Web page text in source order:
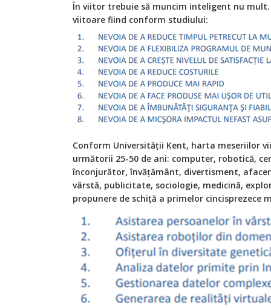
În viitor trebuie să muncim inteligent nu
viitoare fiind conform studiului:
Conform Universității Kent, harta meseriilor
următorii 25-50 de ani: computer, robotică,
înconjurător, învățământ, divertisment,
vârstă, publicitate, sociologie, medicină,
propunere de schiță a primelor cincisprezece